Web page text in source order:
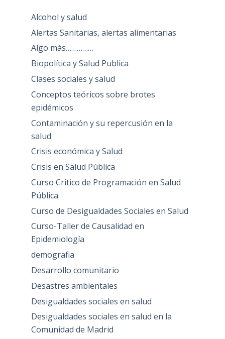
Alcohol y salud
Alertas Sanitarias, alertas alimentarias
Algo más……………
Biopolítica y Salud Publica
Clases sociales y salud
Conceptos teóricos sobre brotes
epidémicos
Contaminación y su repercusión en la
salud
Crisis económica y Salud
Crisis en Salud Pública
Curso Critico de Programación en Salud
Pública
Curso de Desigualdades Sociales en Salud
Curso-Taller de Causalidad en
Epidemiología
demografia
Desarrollo comunitario
Desastres ambientales
Desigualdades sociales en salud
Desigualdades sociales en salud en la
Comunidad de Madrid